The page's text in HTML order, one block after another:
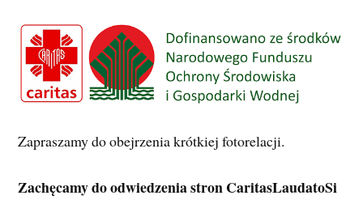
Zapraszamy do obejrzenia krótkiej fotorelacji.
Zachęcamy do odwiedzenia stron CaritasLaudatoSi